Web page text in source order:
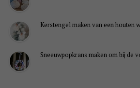
Kerstengel maken van een houten
Sneeuwpopkrans maken om bij de